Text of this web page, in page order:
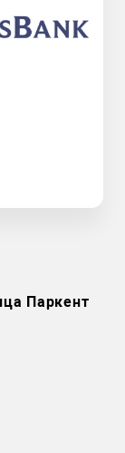
Паркент